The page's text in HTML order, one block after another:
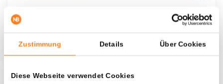
Zustimmung Details Über Cookies
Diese Webseite verwendet Cookies
107,90%